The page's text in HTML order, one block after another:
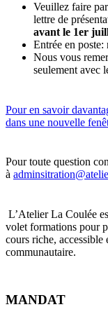
Veuillez faire
lettre de
avant le 1er
Entrée en
Nous vous
seulement avec
Pour en savoir
dans une nouvelle
Pour toute question
à
L’Atelier La Coulée
volet formations pour
cours riche, accessible
communautaire.
MANDAT